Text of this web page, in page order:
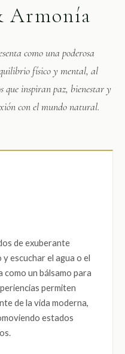
Armonía
como una poderosa
físico y mental, al
que inspiran paz, bienestar y
con el mundo natural.
de exuberante
escuchar el agua o el
un bálsamo para
permiten
de la vida moderna,
estados